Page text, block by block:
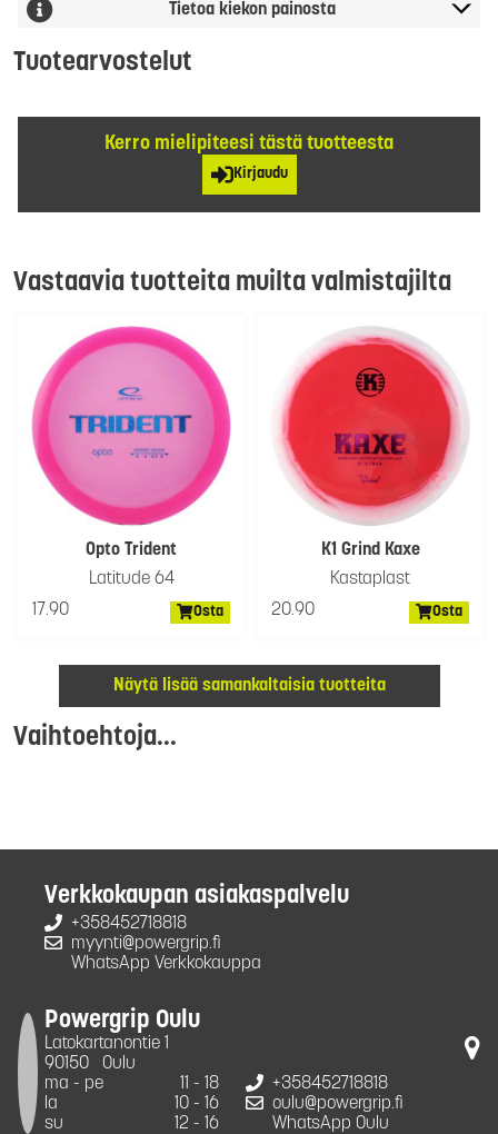
Tietoa kiekon painosta
Tuotearvostelut
Kerro mielipiteesi tästä tuotteesta
Kirjaudu
Vastaavia tuotteita muilta valmistajilta
Opto Trident
Latitude 64
17.90
Osta
K1 Grind Kaxe
Kastaplast
20.90
Osta
Näytä lisää samankaltaisia tuotteita
Vaihtoehtoja...
Verkkokaupan asiakaspalvelu
+358452718818
myynti@powergrip.fi
WhatsApp Verkkokauppa
Powergrip Oulu
Latokartanontie 1
90150
Oulu
ma - pe
11 - 18
la
10 - 16
su
12 - 16
+358452718818
oulu@powergrip.fi
WhatsApp Oulu